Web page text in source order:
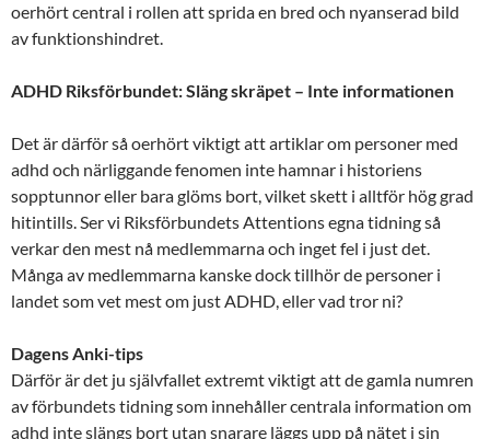
oerhört central i rollen att sprida en bred och nyanserad bild
av funktionshindret.
ADHD Riksförbundet: Släng skräpet – Inte informationen
Det är därför så oerhört viktigt att artiklar om personer med
adhd och närliggande fenomen inte hamnar i historiens
sopptunnor eller bara glöms bort, vilket skett i alltför hög grad
hitintills. Ser vi Riksförbundets Attentions egna tidning så
verkar den mest nå medlemmarna och inget fel i just det.
Många av medlemmarna kanske dock tillhör de personer i
landet som vet mest om just ADHD, eller vad tror ni?
Dagens Anki-tips
Därför är det ju självfallet extremt viktigt att de gamla numren
av förbundets tidning som innehåller centrala information om
adhd inte slängs bort utan snarare läggs upp på nätet i sin